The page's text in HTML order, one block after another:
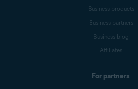
Business products
Business partners
Business blog
Affiliates
For partners